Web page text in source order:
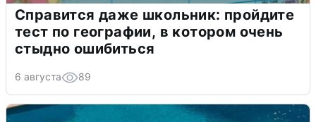
Справится даже школьник: пройдите
тест по географии, в котором очень
стыдно ошибиться
6 августа 89